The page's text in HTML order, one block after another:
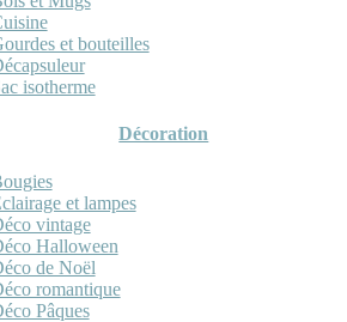
et bouteilles
isotherme
Décoration
et lampes
vintage
Halloween
de Noël
romantique
Pâques